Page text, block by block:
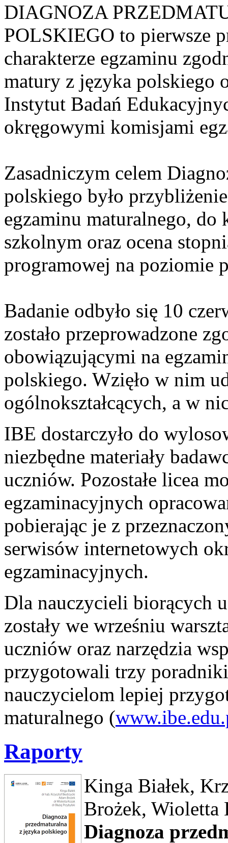
DIAGNOZA
POLSKIEGO to pierwsze
charakterze egzaminu
matury z języka polskiego
Instytut Badań
okręgowymi komisjami
Zasadniczym celem
polskiego było
egzaminu maturalnego,
szkolnym oraz ocena
programowej na poziomie
Badanie odbyło się 10
zostało przeprowadzone
obowiązującymi na
polskiego. Wzięło w nim
ogólnokształcących, a w
IBE dostarczyło do
niezbędne materiały
uczniów. Pozostałe licea
egzaminacyjnych
pobierając je z
serwisów internetowych
egzaminacyjnych.
Dla nauczycieli biorących
zostały we wrześniu
uczniów oraz narzędzia
przygotowali trzy
nauczycielom lepiej
maturalnego (
Raporty
Kinga Białek,
Brożek, Wioletta
Diagnoza